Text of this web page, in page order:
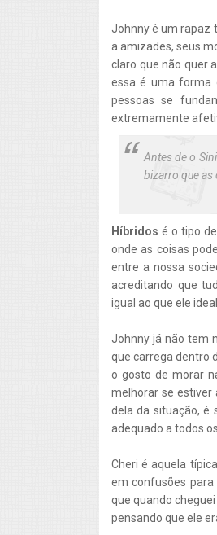
Johnny é um rapaz
a amizades, seus
claro que não quer
essa é uma forma
pessoas se
extremamente
Antes de o
bizarro que as
Híbridos é o tipo
onde as coisas
entre a nossa
acreditando que
igual ao que ele
Johnny já não tem
que carrega dentro
o gosto de morar
melhorar se estiver
dela da situação, é
adequado a todos
Cheri é aquela
em confusões
que quando
pensando que ele